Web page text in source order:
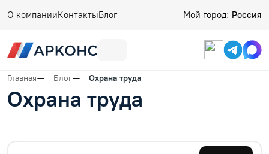
О компанииКонтактыБлог Мой город: Россия
Главная Блог Охрана труда
Охрана труда